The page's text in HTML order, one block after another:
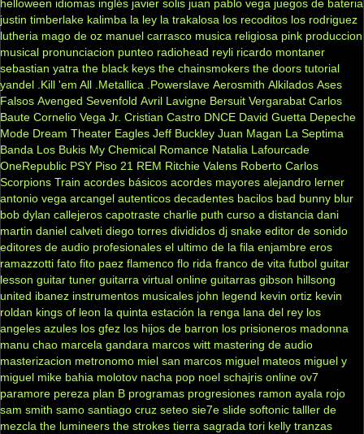
helloween idiomas inglés javier solis juan pablo vega juegos de bateria
justin timberlake kalimba la ley la trakalosa los recoditos los rodriguez
lutheria mago de oz manuel carrasco musica religiosa pink produccion
musical pronunciacion punteo radiohead reyli ricardo montaner
sebastian yatra the black keys the chainsmokers the doors tutorial
yandel .Kill 'em All .Metallica .Powerslave Aerosmith Alkilados Ases
Falsos Avenged Sevenfold Avril Lavigne Bersuit Vergarabat Carlos
Baute Cornelio Vega Jr. Cristian Castro DNCE David Guetta Depeche
Mode Dream Theater Eagles Jeff Buckley Juan Magan La Septima
Banda Los Bukis My Chemical Romance Natalia Lafourcade
OneRepublic PSY Piso 21 REM Ritchie Valens Roberto Carlos
Scorpions Train acordes básicos acordes mayores alejandro lerner
antonio vega arcangel autenticos decadentes bacilos bad bunny blur
bob dylan callejeros capotraste charlie puth curso a distancia dani
martin daniel calveti diego torres divididos dj snake editor de sonido
editores de audio profesionales el ultimo de la fila enjambre eros
ramazzotti fato fito paez flamenco flo rida franco de vita futbol guitar
lesson guitar tuner guitarra virtual online guitarras gibson hillsong
united ibanez instrumentos musicales john legend kevin ortiz kevin
roldan kings of leon la quinta estación la renga lana del rey los
angeles azules los gfez los hijos de barron los prisioneros madonna
manu chao marcela gandara marcos witt mastering de audio
masterizacion metronomo miel san marcos miguel mateos miguel y
miguel mike bahia molotov nacha pop noel schajris online ov7
paramore pereza plan B programas progresiones ramon ayala rojo
sam smith samo santiago cruz seteo sie7e slide softonic talller de
mezcla the lumineers the strokes tierra sagrada tori kelly tranzas